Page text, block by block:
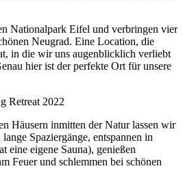
Nationalpark Eifel und verbringen vier
Neugrad. Eine Location, die
in die wir uns augenblicklich verliebt
hier ist der perfekte Ort für unsere
Häusern inmitten der Natur lassen wir
Spaziergänge, entspannen in
eine eigene Sauna), genießen
Feuer und schlemmen bei schönen